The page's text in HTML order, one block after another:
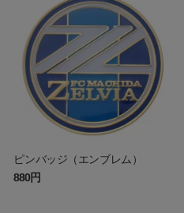
ピンバッジ（エンブレム）
880円